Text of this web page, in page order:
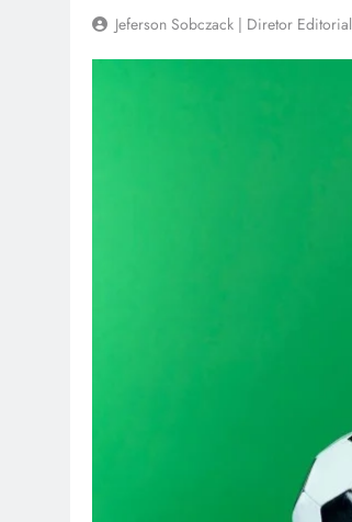
Jeferson Sobczack | Diretor Editorial